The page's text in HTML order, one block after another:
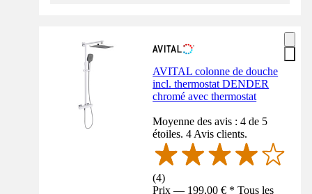
AVITAL colonne de douche
incl. thermostat DENDER
chromé avec thermostat
Moyenne des avis : 4 de 5
étoiles. 4 Avis clients.
(4)
Prix — 199,00 € * Tous les